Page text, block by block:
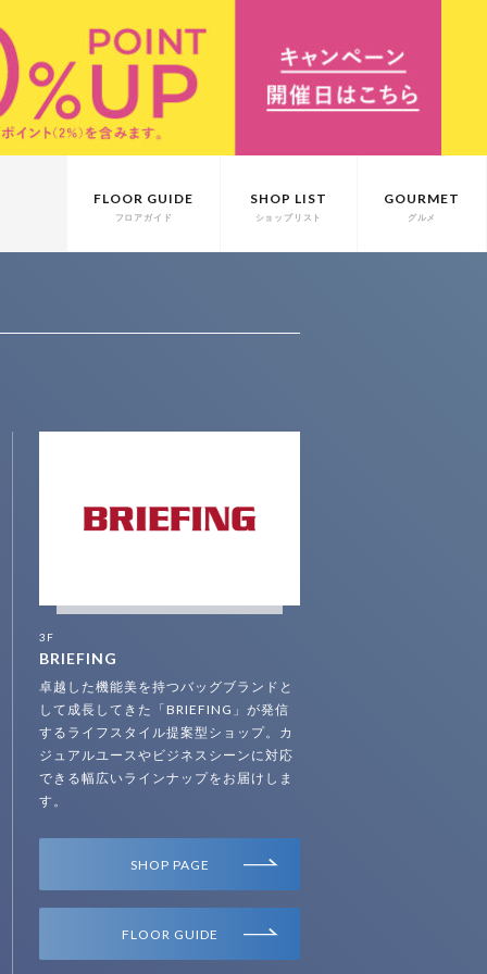
FLOOR GUIDE
フロアガイド
SHOP LIST
ショップリスト
GOURMET
グルメ
3F
BRIEFING
卓越した機能美を持つバッグブランドと
して成長してきた「BRIEFING」が発信
するライフスタイル提案型ショップ。カ
ジュアルユースやビジネスシーンに対応
できる幅広いラインナップをお届けしま
す。
SHOP PAGE
FLOOR GUIDE